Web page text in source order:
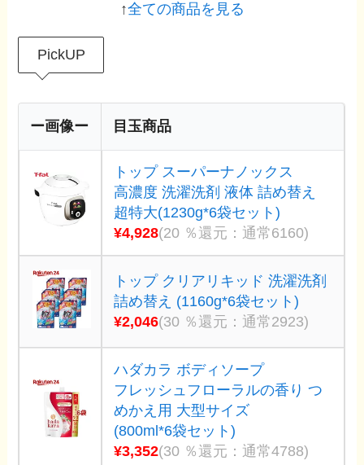
↑全ての商品を見る
PickUP
ー画像ー 目玉商品
トップ スーパーナノックス
高濃度 洗濯洗剤 液体 詰め替え
超特大(1230g*6袋セット)
¥4,928(20 ％還元：通常6160)
トップ クリアリキッド 洗濯洗剤
詰め替え (1160g*6袋セット)
¥2,046(30 ％還元：通常2923)
ハダカラ ボディソープ
フレッシュフローラルの香り つ
めかえ用 大型サイズ
(800ml*6袋セット)
¥3,352(30 ％還元：通常4788)